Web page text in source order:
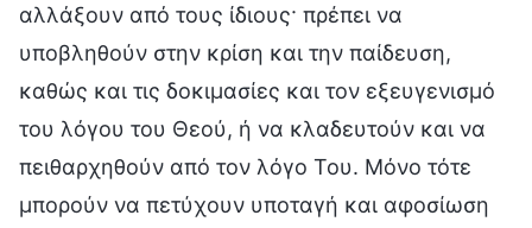
αλλάξουν από τους ίδιους· πρέπει να
υποβληθούν στην κρίση και την παίδευση,
καθώς και τις δοκιμασίες και τον εξευγενισμό
του λόγου του Θεού, ή να κλαδευτούν και να
πειθαρχηθούν από τον λόγο Του. Μόνο τότε
μπορούν να πετύχουν υποταγή και αφοσίωση